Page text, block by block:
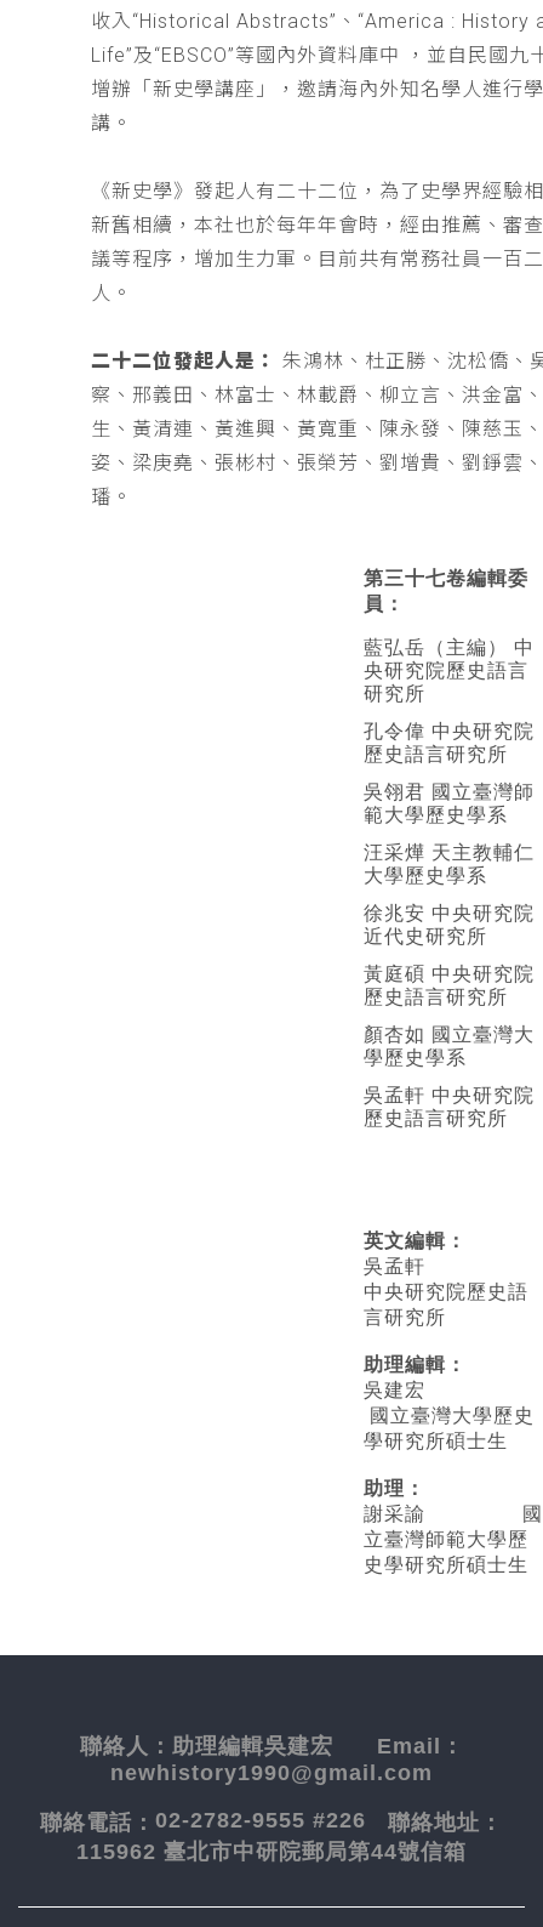
收入“Historical Abstracts”、“America : History
Life”及“EBSCO”等國內外資料庫中 ，並自民國九
增辦「新史學講座」，邀請海內外知名學人進行
講。
《新史學》發起人有二十二位，為了史學界經驗
新舊相續，本社也於每年年會時，經由推薦、審
議等程序，增加生力軍。目前共有常務社員一百
人。
二十二位發起人是：
朱鴻林、杜正勝、沈松僑、
察、邢義田、林富士、林載爵、柳立言、洪金富
生、黃清連、黃進興、黃寬重、陳永發、陳慈玉
姿、梁庚堯、張彬村、張榮芳、劉增貴、劉錚雲
璠。
第三十七卷編輯委
員：
藍弘岳（主編） 中
央研究院歷史語言
研究所
孔令偉 中央研究院
歷史語言研究所
吳翎君 國立臺灣師
範大學歷史學系
汪采燁 天主教輔仁
大學歷史學系
徐兆安 中央研究院
近代史研究所
黃庭碩 中央研究院
歷史語言研究所
顏杏如 國立臺灣大
學歷史學系
吳孟軒 中央研究院
歷史語言研究所
英文編輯 ：
吳孟軒
中央研究院歷史語
言研究所
助理編輯：
吳建宏
國立臺灣大學歷史
學研究所碩士生
助理：
謝采諭
國
立臺灣師範大學歷
史學研究所碩士生
聯絡人： 助理編輯吳建宏 Email：
newhistory1990@gmail.com
聯絡電話： 02-2782-9555 #226 聯絡地址：
115962 臺北市中研院郵局第44號信箱